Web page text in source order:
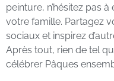
peinture, n’hésitez pas
votre famille. Partagez
sociaux et inspirez
Après tout, rien de tel
célébrer Pâques